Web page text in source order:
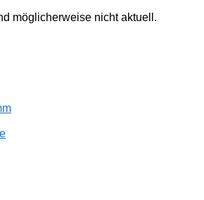
möglicherweise nicht aktuell.